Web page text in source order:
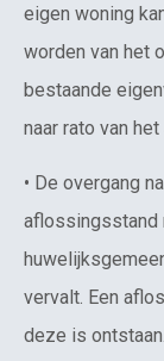
eigen woning
worden van het
bestaande
naar rato van
• De overgang
aflossingsstand
vervalt. Een
deze is